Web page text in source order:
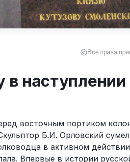
Все права
в наступлении
восточным портиком
Б.И. Орловский
в активном
Впервые в истории